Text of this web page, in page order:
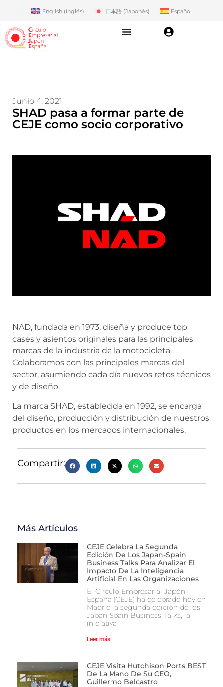
English (Inglés) 日本語(Japonés) Español
Junio 4, 2021
SHAD pasa a formar parte de
CEJE como socio corporativo
NAD, fundada en 1973, diseña y produce top
cases y asientos originales para las principales
marcas de la industria de la motocicleta.
Colaboramos con las principales marcas del
sector, asumiendo cada día nuevos retos técnicos
y de diseño.
La marca SHAD, establecida en 1992, se encarga
del diseño, producción y distribución de nuestros
productos en los mercados internacionales.
Compartir:
Más Artículos
CEJE Celebra La Segunda
Edición De Los Japan-Spain
Business Talks Para Analizar El
Impacto De La Inteligencia
Artificial En Las Organizaciones
El Círculo Empresarial Japón-
España (CEJE) ha celebrado hoy en
Madrid la segunda edición de los
Japan-Spain Business Talks, la
iniciativa
Leer más
CEJE Visita Hutchison Ports BEST
De La Mano De Su CEO,
Guillermo Belcastro